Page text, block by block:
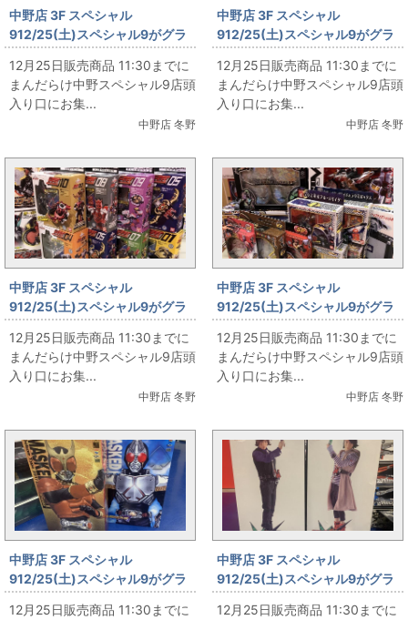
中野店 3F スペシャル
912/25(土)スペシャル9がグラ
ンドオープン‼ その18
12月25日販売商品 11:30までに
まんだらけ中野スペシャル9店頭
入り口にお集...
中野店 冬野
中野店 3F スペシャル
912/25(土)スペシャル9がグラ
ンドオープン‼ その17
12月25日販売商品 11:30までに
まんだらけ中野スペシャル9店頭
入り口にお集...
中野店 冬野
中野店 3F スペシャル
912/25(土)スペシャル9がグラ
ンドオープン‼ その16
12月25日販売商品 11:30までに
まんだらけ中野スペシャル9店頭
入り口にお集...
中野店 冬野
中野店 3F スペシャル
912/25(土)スペシャル9がグラ
ンドオープン‼ その15
12月25日販売商品 11:30までに
まんだらけ中野スペシャル9店頭
入り口にお集...
中野店 冬野
中野店 3F スペシャル
912/25(土)スペシャル9がグラ
ンドオープン‼ その14
12月25日販売商品 11:30までに
中野店 3F スペシャル
912/25(土)スペシャル9がグラ
ンドオープン‼ その13
12月25日販売商品 11:30までに